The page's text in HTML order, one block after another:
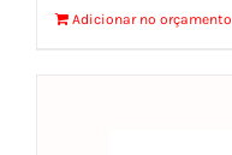
Adicionar no orçamento